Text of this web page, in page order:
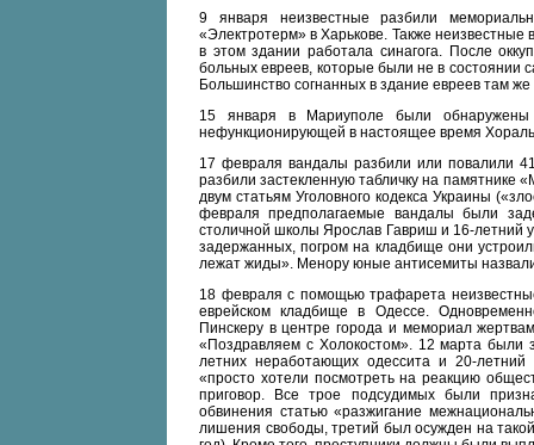
9 января неизвестные разбили
«Электротерм» в Харькове. Также
в этом здании работала синагога. После
больных евреев, которые были не в состоянии
Большинство согнанных в здание евреев там же
15 января в Мариуполе были
нефункционирующей в настоящее время
17 февраля вандалы разбили или повалили
разбили застекленную табличку на
двум статьям Уголовного кодекса Украины
февраля предполагаемые вандалы были
столичной школы Ярослав Гавриш и 16-летний
задержанных, погром на кладбище они
лежат жиды». Менору юные антисемиты
18 февраля с помощью трафарета
еврейском кладбище в Одессе.
Пинскеру в центре города и мемориал
«Поздравляем с Холокостом». 12 марта были
летних неработающих одессита и 20-
«просто хотели посмотреть на реакцию
приговор. Все трое подсудимых были
обвинения статью «разжигание
лишения свободы, третий был осужден на